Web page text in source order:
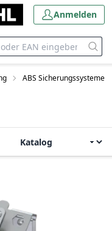
Anmelden
ABS Sicherungssysteme